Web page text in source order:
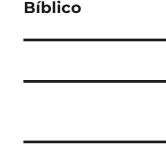
Bíblico